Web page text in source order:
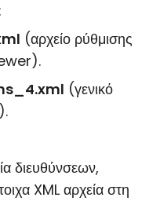
(αρχείο ρύθμισης
(γενικό
διευθύνσεων,
XML αρχεία στη